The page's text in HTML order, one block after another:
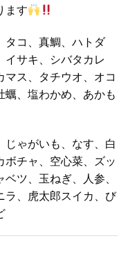
ます
タコ、真鯛、ハトダ
イサキ、シバタカレ
ス、タチウオ、オコ
蠣、塩わかめ、あかも
じゃがいも、なす、白
ボチャ、空心菜、ズッ
ツ、玉ねぎ、人参、
ラ、虎太郎スイカ、び